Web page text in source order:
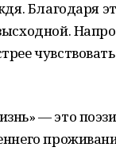
Благодаря
— это